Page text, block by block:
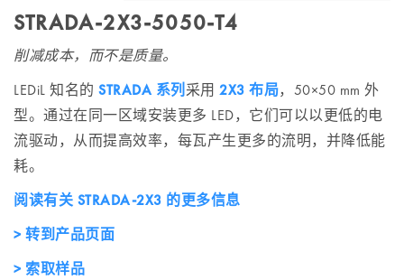
STRADA-2X3-5050-T4
削减成本，而不是质量。
LEDiL 知名的 STRADA 系列采用 2X3 布局，50×50 mm 外
型。通过在同一区域安装更多 LED，它们可以以更低的电
流驱动，从而提高效率，每瓦产生更多的流明，并降低能
耗。
阅读有关 STRADA-2X3 的更多信息
> 转到产品页面
> 索取样品